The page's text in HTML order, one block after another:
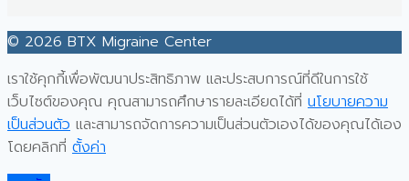
© 2026 BTX Migraine Center
เราใช้คุกกี้เพื่อพัฒนาประสิทธิภาพ และประสบการณ์ที่ดีในการใช้
เว็บไซต์ของคุณ คุณสามารถศึกษารายละเอียดได้ที่ นโยบายความ
เป็นส่วนตัว และสามารถจัดการความเป็นส่วนตัวเองได้ของคุณได้เอง
โดยคลิกที่ ตั้งค่า